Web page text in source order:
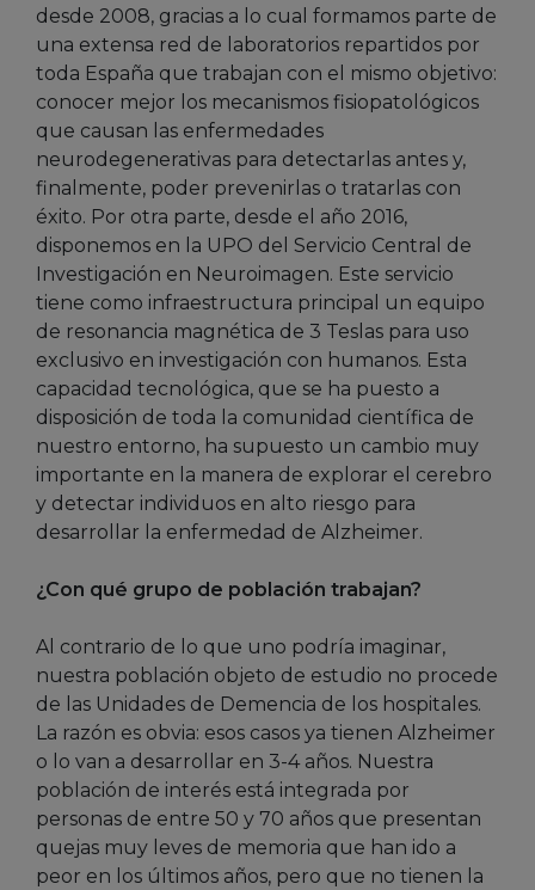
desde 2008, gracias a lo cual formamos parte de
una extensa red de laboratorios repartidos por
toda España que trabajan con el mismo objetivo:
conocer mejor los mecanismos fisiopatológicos
que causan las enfermedades
neurodegenerativas para detectarlas antes y,
finalmente, poder prevenirlas o tratarlas con
éxito. Por otra parte, desde el año 2016,
disponemos en la UPO del Servicio Central de
Investigación en Neuroimagen. Este servicio
tiene como infraestructura principal un equipo
de resonancia magnética de 3 Teslas para uso
exclusivo en investigación con humanos. Esta
capacidad tecnológica, que se ha puesto a
disposición de toda la comunidad científica de
nuestro entorno, ha supuesto un cambio muy
importante en la manera de explorar el cerebro
y detectar individuos en alto riesgo para
desarrollar la enfermedad de Alzheimer.
¿Con qué grupo de población trabajan?
Al contrario de lo que uno podría imaginar,
nuestra población objeto de estudio no procede
de las Unidades de Demencia de los hospitales.
La razón es obvia: esos casos ya tienen Alzheimer
o lo van a desarrollar en 3-4 años. Nuestra
población de interés está integrada por
personas de entre 50 y 70 años que presentan
quejas muy leves de memoria que han ido a
peor en los últimos años, pero que no tienen la